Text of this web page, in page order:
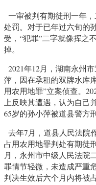
一审被判有期徒刑一年
处罚。对于已年过六旬的
受，“犯罪”二字就像挥之
掉。
2021年12月，湖南永州
萍，因在承租的双牌水库
用农用地罪”立案侦查。
上反映其遭遇，认为自己
65岁的孙小萍被道县警方刑
去年7月，道县人民法院
占用农用地罪判处有期徒
月，永州市中级人民法院
罪情节轻微，未造成严重
判决生效后六个月内将被